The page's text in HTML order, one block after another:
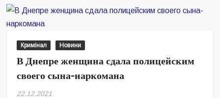
полиция
Кримінал Новини
В Днепре женщина сдала полицейским
своего сына-наркомана
22.12.2021